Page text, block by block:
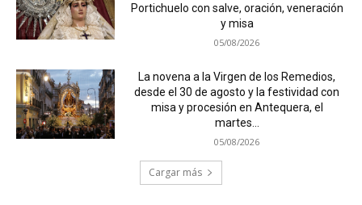
Portichuelo con salve, oración, veneración
y misa
05/08/2026
La novena a la Virgen de los Remedios,
desde el 30 de agosto y la festividad con
misa y procesión en Antequera, el
martes...
05/08/2026
Cargar más